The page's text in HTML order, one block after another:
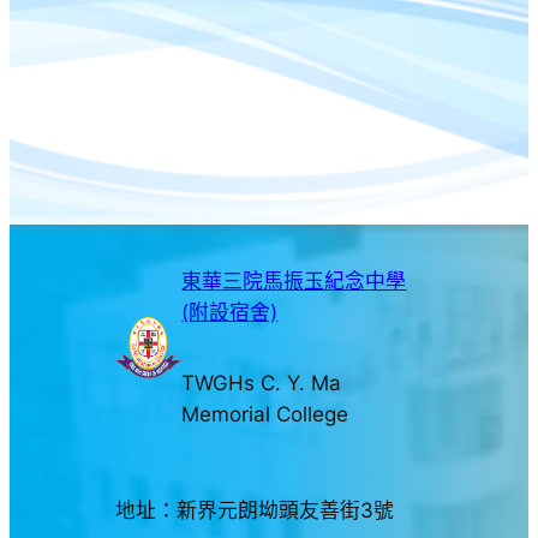
東華三院馬振玉紀念中學
(附設宿舍)
TWGHs C. Y. Ma
Memorial College
地址：新界元朗坳頭友善街3號